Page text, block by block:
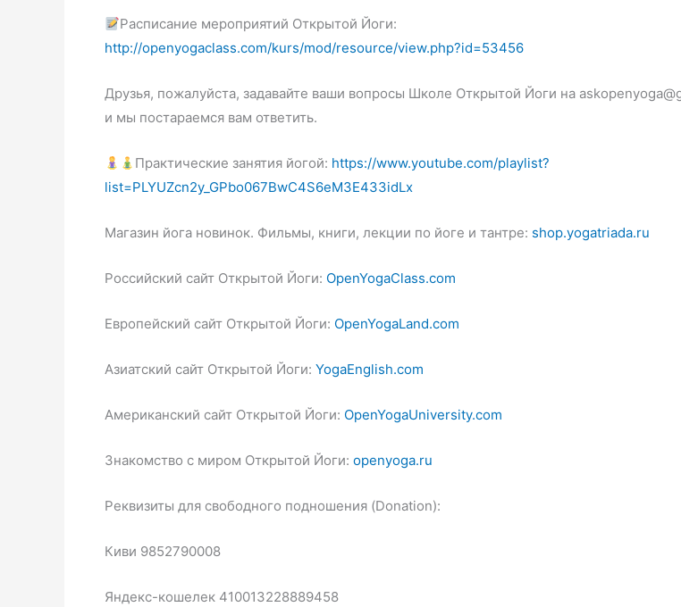
Расписание мероприятий Открытой Йоги:
http://openyogaclass.com/kurs/mod/resource/view.php?id=53456
Друзья, пожалуйста, задавайте ваши вопросы Школе Открытой Йоги на
и мы постараемся вам ответить.
Практические занятия йогой: https://www.youtube.com/playlist?
list=PLYUZcn2y_GPbo067BwC4S6eM3E433idLx
Магазин йога новинок. Фильмы, книги, лекции по йоге и тантре: shop.yogatriada.ru
Российский сайт Открытой Йоги: OpenYogaClass.com
Европейский сайт Открытой Йоги: OpenYogaLand.com
Азиатский сайт Открытой Йоги: YogaEnglish.com
Американский сайт Открытой Йоги: OpenYogaUniversity.com
Знакомство с миром Открытой Йоги: openyoga.ru
Реквизиты для свободного подношения (Donation):
Киви 9852790008
Яндекс-кошелек 410013228889458